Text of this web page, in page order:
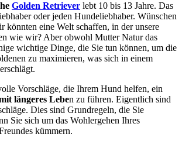
Golden Retriever lebt 10 bis 13 Jahre. Das
oder jeden Hundeliebhaber. Wünschen
könnten eine Welt schaffen, in der unsere
wie wir? Aber obwohl Mutter Natur das
wichtige Dinge, die Sie tun können, um die
zu maximieren, was sich in einem
Vorschläge, die Ihrem Hund helfen, ein
längeres Leben zu führen. Eigentlich sind
Dies sind Grundregeln, die Sie
Sie sich um das Wohlergehen Ihres
kümmern.